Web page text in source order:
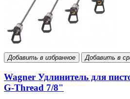
Добавить в избранное Добавить в
Wagner Удлинитель для
G-Thread 7/8"